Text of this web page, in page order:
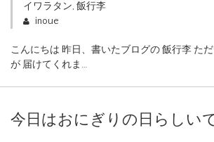
イワラタン, 飯行李
inoue
こんにちは 昨日、書いたブログの 飯行李 た
が 届けてくれま…
今日はおにぎりの日らしい